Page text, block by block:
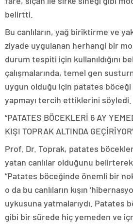
belirtti.
Bu canlıların, yağ biriktirme ve
ziyade uygulanan herhangi bir
durum tespiti için kullanıldığını
çalışmalarında, temel gen
uygun olduğu için patates
yapmayı tercih ettiklerini söyledi.
“PATATES BÖCEKLERİ 6 AY
KIŞI TOPRAK ALTINDA
Prof. Dr. Toprak, patates
yatan canlılar olduğunu
“Patates böceğinde önemli bir
o da bu canlıların kışın
uykusuna yatmalarıydı. Patates
gibi bir sürede hiç yemeden ve